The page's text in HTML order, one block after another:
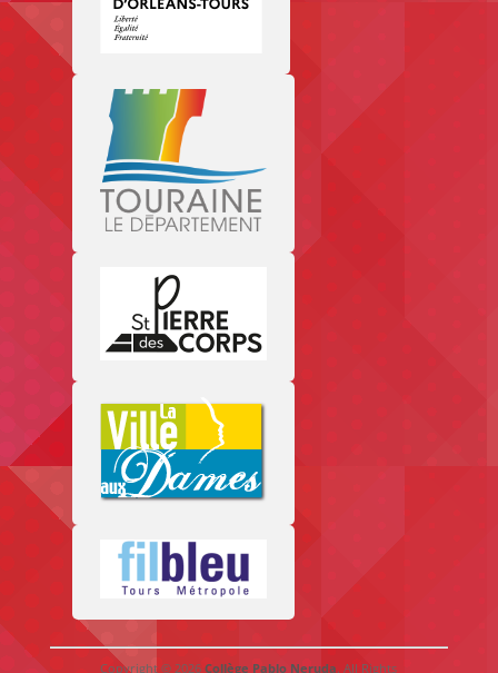
Copyright © 2026Collège Pablo Neruda. All Rights